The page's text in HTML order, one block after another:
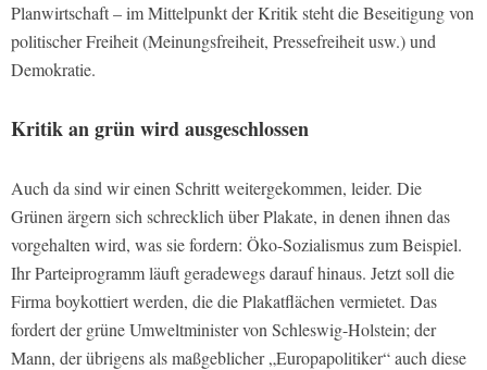
Planwirtschaft – im Mittelpunkt der Kritik steht die Beseitigung von
politischer Freiheit (Meinungsfreiheit, Pressefreiheit usw.) und
Demokratie.
Kritik an grün wird ausgeschlossen
Auch da sind wir einen Schritt weitergekommen, leider. Die
Grünen ärgern sich schrecklich über Plakate, in denen ihnen das
vorgehalten wird, was sie fordern: Öko-Sozialismus zum Beispiel.
Ihr Parteiprogramm läuft geradewegs darauf hinaus. Jetzt soll die
Firma boykottiert werden, die die Plakatflächen vermietet. Das
fordert der grüne Umweltminister von Schleswig-Holstein; der
Mann, der übrigens als maßgeblicher „Europapolitiker“ auch diese